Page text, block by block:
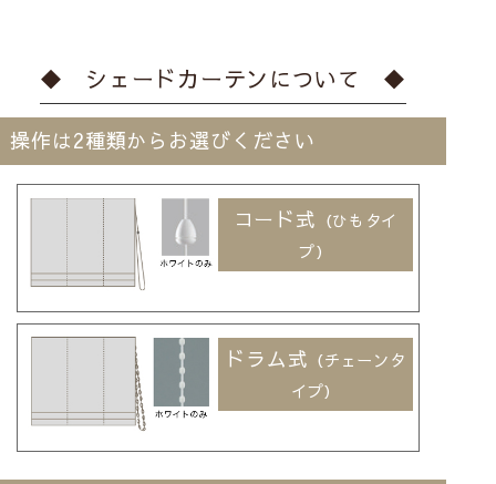
◆ シェードカーテンについて ◆
操作は2種類からお選びください
コード式 （ひもタイ
プ）
ドラム式 （チェーンタ
イプ）